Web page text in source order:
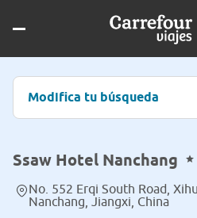
Modifica tu búsqueda
Ssaw Hotel Nanchang
No. 552 Erqi South Road,
Nanchang, Jiangxi, China